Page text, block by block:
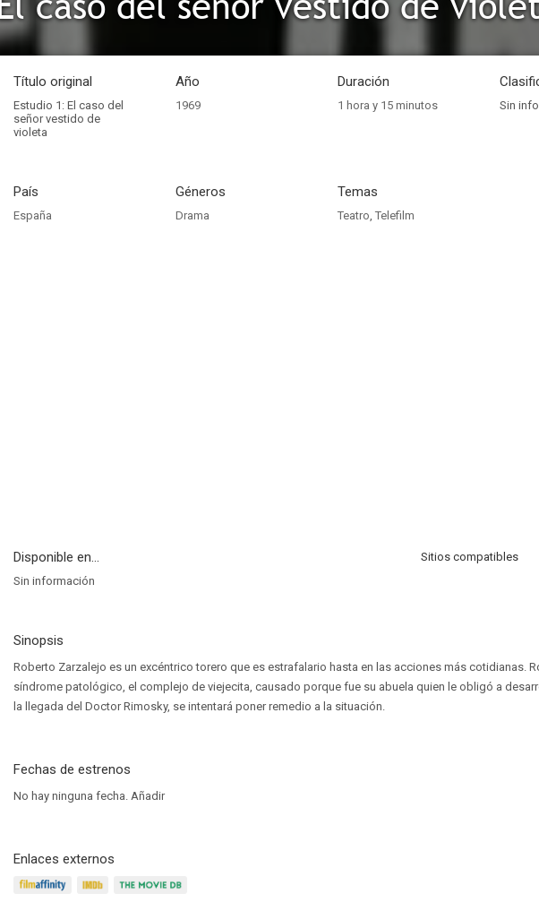
Título original
Estudio 1: El caso del
señor vestido de
violeta
Año
1969
Duración
1 hora y 15 minutos Sin
País
España
Géneros
Drama
Temas
Teatro, Telefilm
Disponible en...
Sitios compatibles
Sin información
Sinopsis
Roberto Zarzalejo es un excéntrico torero que es estrafalario hasta en las acciones más cotidianas.
síndrome patológico, el complejo de viejecita, causado porque fue su abuela quien le obligó a
la llegada del Doctor Rimosky, se intentará poner remedio a la situación.
Fechas de estrenos
No hay ninguna fecha. Añadir
Enlaces externos